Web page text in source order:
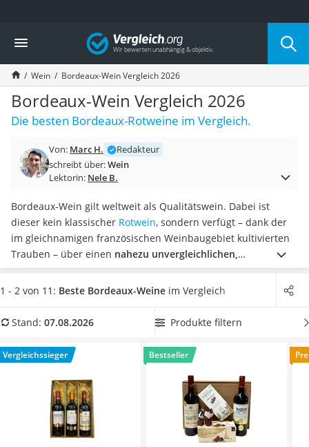
Die beliebtesten Vergleiche nach Kategorie
Lebensmittel
Schwarzkümmelöl
Knäckebrot
Schwarzkümmelöl-Kapseln
Manukahonig
Eiklar
Balsamico-Essig
Schwarzkümmelöl bio
Honig
Gemüsebrühe
Eiskaffee-Pulver
Irischer Whiskey
Grapefruitkernextrakt
Matcha-Set
MCT-Öl
Erythrit
Müsli ohne Zuckerzusatz
Vergleich
Wein Bordeaux-Wein Vergleich 2026
Bordeaux-Wein Vergleich 2026
Die besten Bordeaux-Rotweine im Vergleich.
Von: Marc H.
Redakteur
schreibt über:Wein
Lektorin: Nele B.
Bordeaux-Wein gilt weltweit als Qualitätswein. Dabei ist
dieser kein klassischer Rotwein, sondern verfügt – dank der
im gleichnamigen französischen Weinbaugebiet kultivierten
Trauben – über einen nahezu unvergleichlichen,
aromatischen Geschmack. Wählen Sie jetzt aus unserer
Vergleichstabelle einen Bordeaux-Wein, dermindestens 12
besonders gehaltvoll im Geschmack zeigt. Wie diverse Tests
ideales Geschenk für Weinfreunde. Überzeugt hat uns hier
im August 2026 besonders das ModellFabelhafte-Geschenke
Geschenkset Bordeaux
mit seinen Eigenschaften.
1 - 2 von 11: Beste Bordeaux-Weine im Vergleich
Stand: 07.08.2026 Produkte filtern
Vergleichssieger Bestseller